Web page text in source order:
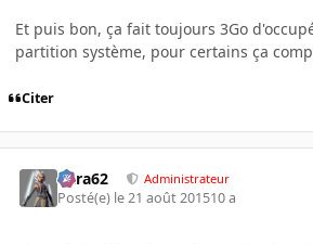
Et puis bon, ça fait toujours 3Go
partition système, pour certains ça
Citer
Cara62 Administrateur
Posté(e) le 21 août 201510 a